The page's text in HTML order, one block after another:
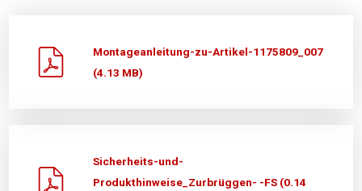
Montageanleitung-zu-Artikel-1175809_007
(4.13 MB)
Sicherheits-und-
Produkthinweise_Zurbrüggen- -FS (0.14